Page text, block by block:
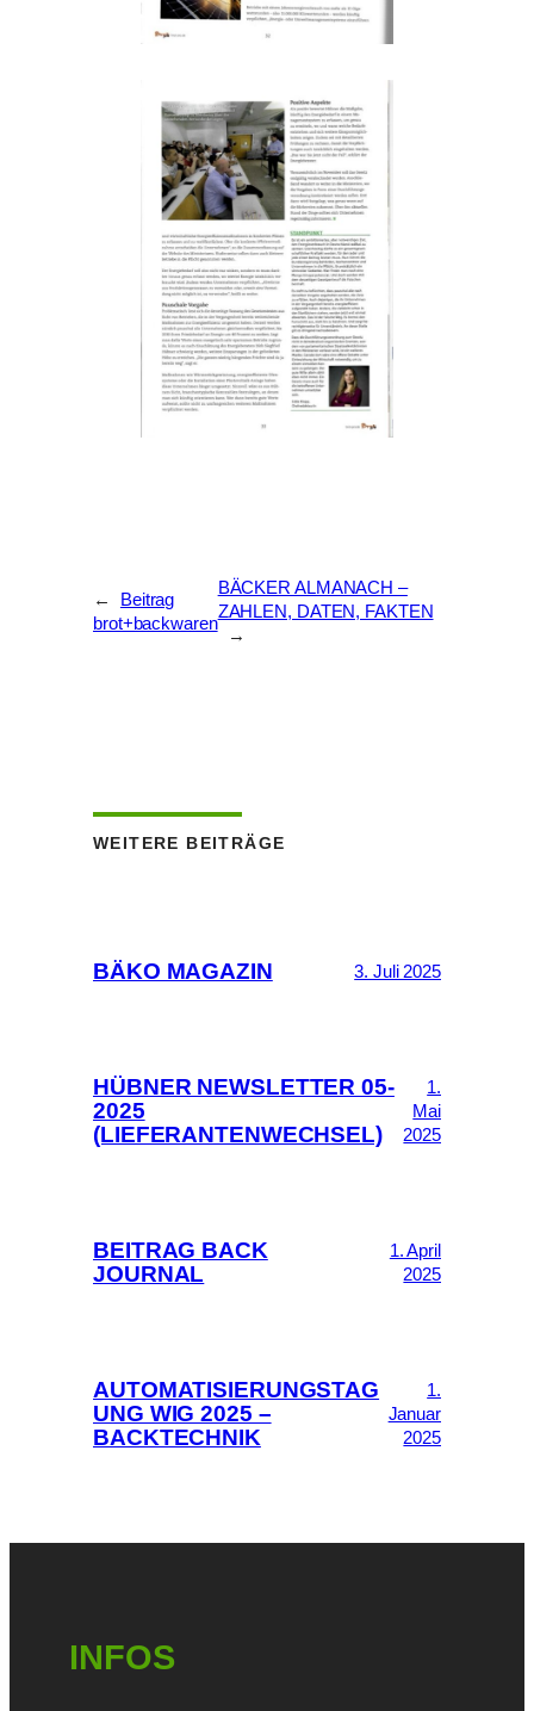
←
Beitrag
brot+backwaren
BÄCKER ALMANACH –
ZAHLEN, DATEN, FAKTEN
→
WEITERE BEITRÄGE
BÄKO MAGAZIN 3. Juli 2025
HÜBNER NEWSLETTER 05-
2025
(LIEFERANTENWECHSEL)
1.
Mai
2025
BEITRAG BACK
JOURNAL
1. April
2025
AUTOMATISIERUNGSTAG
UNG WIG 2025 –
BACKTECHNIK
1.
Januar
2025
INFOS